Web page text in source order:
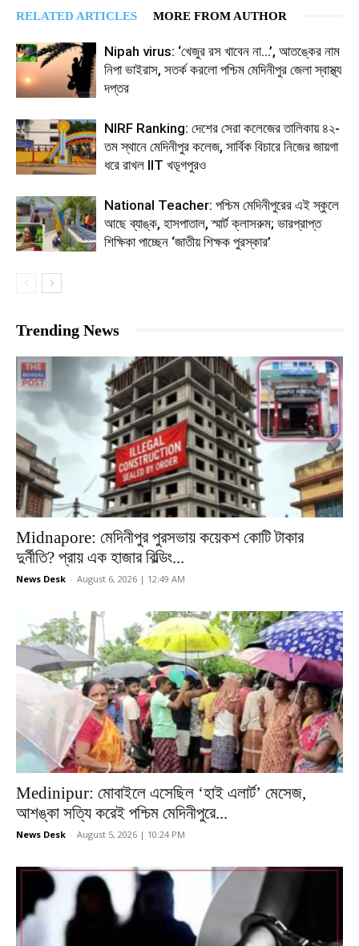
RELATED ARTICLES MORE FROM AUTHOR
Nipah virus: ‘খেজুর রস খাবেন না…’, আতঙ্কের নাম
নিপা ভাইরাস, সতর্ক করলো পশ্চিম মেদিনীপুর জেলা স্বাস্থ্য
দপ্তর
NIRF Ranking: দেশের সেরা কলেজের তালিকায় ৪২-
তম স্থানে মেদিনীপুর কলেজ, সার্বিক বিচারে নিজের জায়গা
ধরে রাখল IIT খড়্গপুরও
National Teacher: পশ্চিম মেদিনীপুরের এই স্কুলে
আছে ব্যাঙ্ক, হাসপাতাল, স্মার্ট ক্লাসরুম; ভারপ্রাপ্ত
শিক্ষিকা পাচ্ছেন ‘জাতীয় শিক্ষক পুরস্কার’
Trending News
Midnapore: মেদিনীপুর পুরসভায় কয়েকশ কোটি টাকার
দুর্নীতি? প্রায় এক হাজার বিল্ডিং...
News Desk - August 6, 2026 | 12:49 AM
Medinipur: মোবাইলে এসেছিল ‘হাই এলার্ট’ মেসেজ,
আশঙ্কা সত্যি করেই পশ্চিম মেদিনীপুরে...
News Desk - August 5, 2026 | 10:24 PM